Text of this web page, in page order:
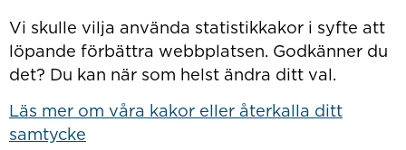
Vi skulle vilja använda statistikkakor i syfte att
löpande förbättra webbplatsen. Godkänner du
det? Du kan när som helst ändra ditt val.
Läs mer om våra kakor eller återkalla ditt
samtycke